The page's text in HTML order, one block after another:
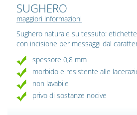
SUGHERO
maggiori informazioni
Sughero naturale su tessuto:
con incisione per messaggi dal
spessore 0,8 mm
morbido e resistente alle
non lavabile
privo di sostanze nocive